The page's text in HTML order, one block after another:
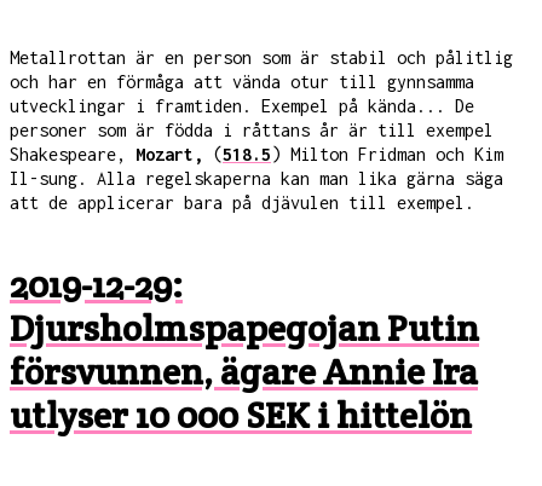
Metallrottan är en person som är stabil och pålitlig
och har en förmåga att vända otur till gynnsamma
utvecklingar i framtiden. Exempel på kända... De
personer som är födda i råttans år är till exempel
Shakespeare, Mozart, (518.5) Milton Fridman och Kim
Il-sung. Alla regelskaperna kan man lika gärna säga
att de applicerar bara på djävulen till exempel.
2019-12-29:
Djursholmspapegojan Putin
försvunnen, ägare Annie Ira
utlyser 10 000 SEK i hittelön